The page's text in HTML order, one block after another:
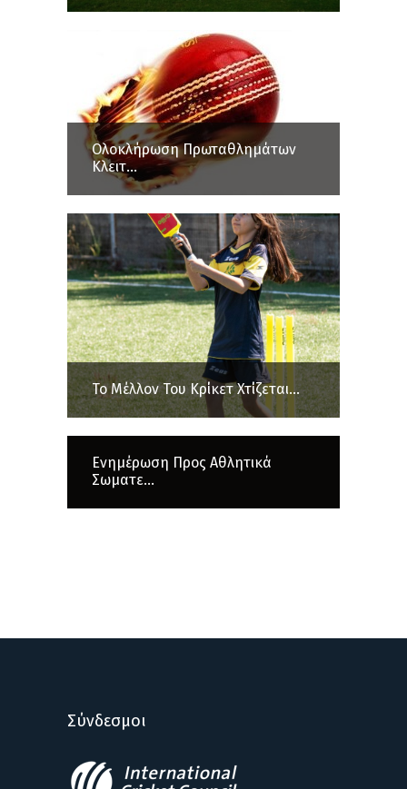
Ολοκλήρωση Πρωταθλημάτων
Κλειτ...
Το Μέλλον Του Κρίκετ Χτίζεται...
Ενημέρωση Προς Αθλητικά
Σωματε...
Σύνδεσμοι